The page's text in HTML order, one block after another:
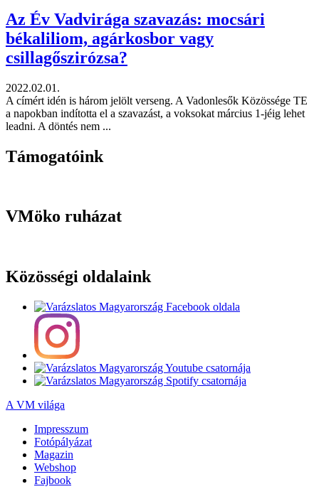
Az Év Vadvirága szavazás: mocsári
békaliliom, agárkosbor vagy
csillagőszirózsa?
2022.02.01.
A címért idén is három jelölt verseng. A Vadonlesők Közössége TE
a napokban indította el a szavazást, a voksokat március 1-jéig lehet
leadni. A döntés nem ...
Támogatóink
VMöko ruházat
Közösségi oldalaink
A VM világa
Impresszum
Fotópályázat
Magazin
Webshop
Fajbook